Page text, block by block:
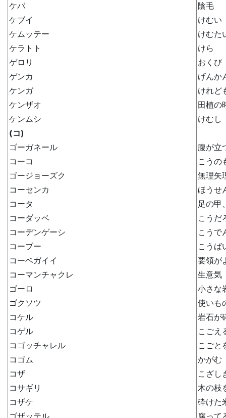
ケバ
陰毛
ケブイ
けむい
ケムッテー
けむた
ケラトト
けら
ゲロリ
おくび
ゲンカ
げんか
ケンガ
けれど
ケンザオ
田植の
ケンムシ
けむし
(コ)
ゴーガネール
腹が立
コーコ
こうの
ゴージョーズク
無理矢
コーセンカ
ほうせ
コータ
足の甲
コーダッベ
こうだ
コーデンゲーシ
こうで
コーブー
こうば
コーベガイイ
要領が
コーマンチャクレ
生意気
ゴーロ
小さな
ゴクソツ
使いも
コケル
岩石が
コゲル
こごえ
コゴッチャレル
こごと
コゴム
かがむ
コザ
こざし
コサギリ
木の枝
コザケ
砕けた
ゴザッテル
腐って